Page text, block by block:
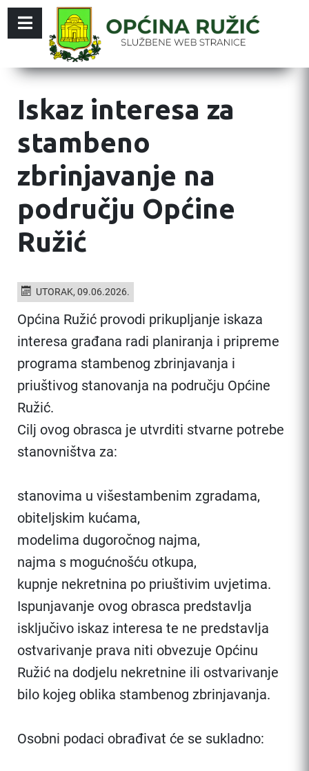
Iskaz interesa za
stambeno
zbrinjavanje na
području Općine
Ružić
UTORAK, 09.06.2026.
Općina Ružić provodi prikupljanje iskaza
interesa građana radi planiranja i pripreme
programa stambenog zbrinjavanja i
priuštivog stanovanja na području Općine
Ružić.
Cilj ovog obrasca je utvrditi stvarne potrebe
stanovništva za:
stanovima u višestambenim zgradama,
obiteljskim kućama,
modelima dugoročnog najma,
najma s mogućnošću otkupa,
kupnje nekretnina po priuštivim uvjetima.
Ispunjavanje ovog obrasca predstavlja
isključivo iskaz interesa te ne predstavlja
ostvarivanje prava niti obvezuje Općinu
Ružić na dodjelu nekretnine ili ostvarivanje
bilo kojeg oblika stambenog zbrinjavanja.
Osobni podaci obrađivat će se sukladno: